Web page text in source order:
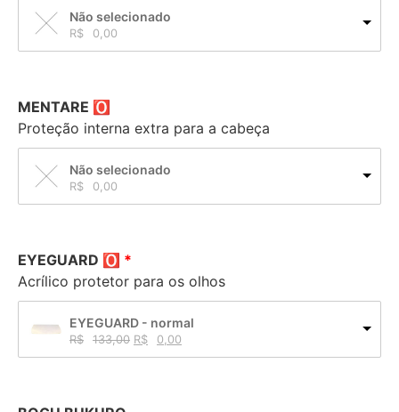
Não selecionado
R$ 0,00
MENTARE 🅾
Proteção interna extra para a cabeça
Não selecionado
R$ 0,00
EYEGUARD 🅾
Acrílico protetor para os olhos
EYEGUARD - normal
R$ 133,00 R$ 0,00